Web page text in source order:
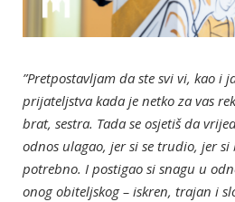
”Pretpostavljam da ste svi vi, kao i
prijateljstva kada je netko za vas
brat, sestra. Tada se osjetiš da
odnos ulagao, jer si se trudio, jer
potrebno. I postigao si snagu u
onog obiteljskog – iskren, trajan i